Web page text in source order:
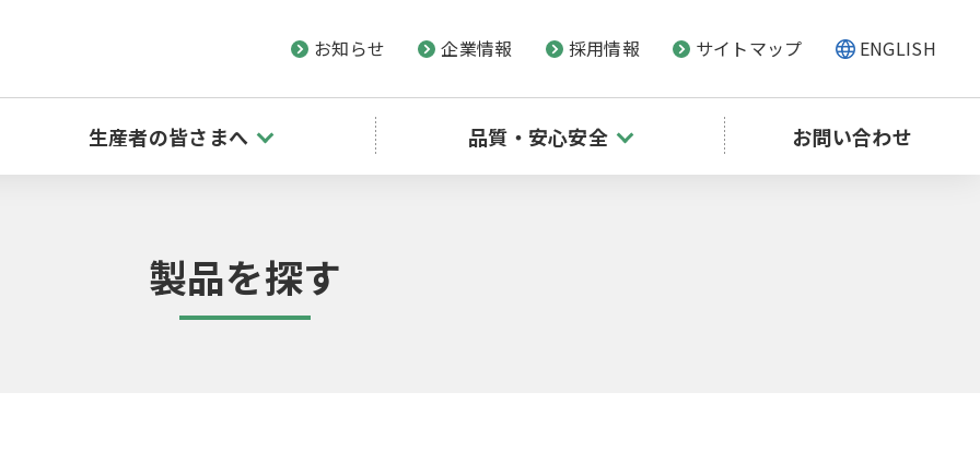
お知らせ 企業情報 採用情報 サイトマップ ENGLISH
生産者の皆さまへ 品質・安心安全 お問い合わせ
製品を探す